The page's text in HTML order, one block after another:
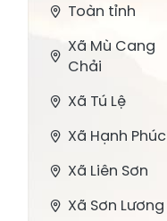
Toàn tỉnh
Xã Mù Cang
Chải
Xã Tú Lệ
Xã Hạnh Phúc
Xã Liên Sơn
Xã Sơn Lương